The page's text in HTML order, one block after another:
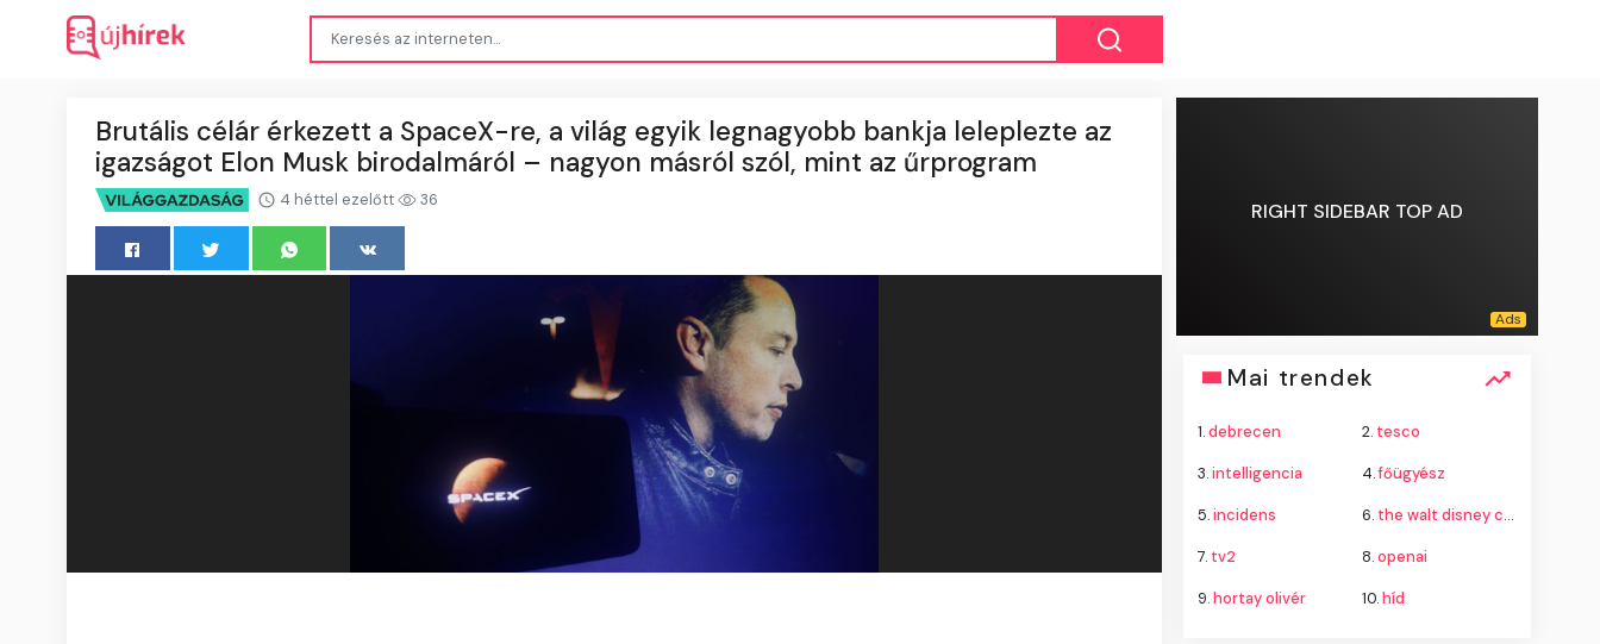
Brutális célár érkezett a SpaceX-re, a világ egyik legnagyobb bankja leleplezte az
igazságot Elon Musk birodalmáról – nagyon másról szól, mint az űrprogram
4 héttel ezelőtt 36 RIGHT SIDEBAR TOP AD
Mai trendek
1.debrecen 2. tesco
3.intelligencia 4.főügyész
5.incidens 6. the walt disney company
7. tv2 8.openai
9.hortay olivér 10.híd